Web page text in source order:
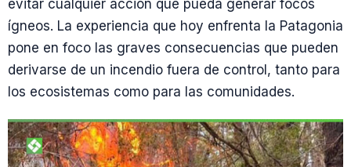
evitar cualquier acción que pueda generar focos
ígneos. La experiencia que hoy enfrenta la Patagonia
pone en foco las graves consecuencias que pueden
derivarse de un incendio fuera de control, tanto para
los ecosistemas como para las comunidades.